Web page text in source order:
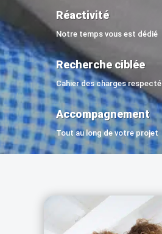
Réactivité
Notre temps vous est dédié
Recherche ciblée
Cahier des charges respecté
Accompagnement
Tout au long de votre projet